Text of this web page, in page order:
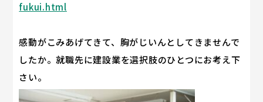
fukui.html
感動がこみあげてきて、胸がじいんとしてきませんで
したか。就職先に建設業を選択肢のひとつにお考え下
さい。